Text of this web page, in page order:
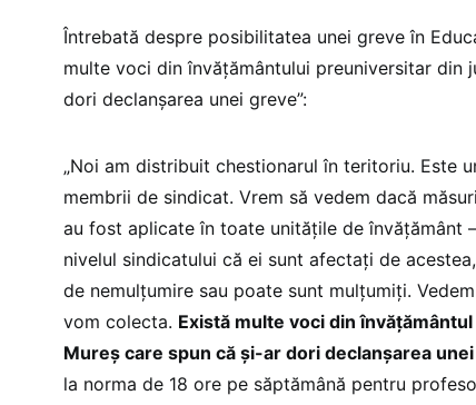
Întrebată despre posibilitatea unei greve în
multe voci din învățământului preuniversitar din
dori declanșarea unei greve”:
„Noi am distribuit chestionarul în teritoriu. Este
membrii de sindicat. Vrem să vedem dacă
au fost aplicate în toate unitățile de învățământ
nivelul sindicatului că ei sunt afectați de
de nemulțumire sau poate sunt mulțumiți.
vom colecta. Există multe voci din
Mureș care spun că și-ar dori declanșarea
la norma de 18 ore pe săptămână pentru